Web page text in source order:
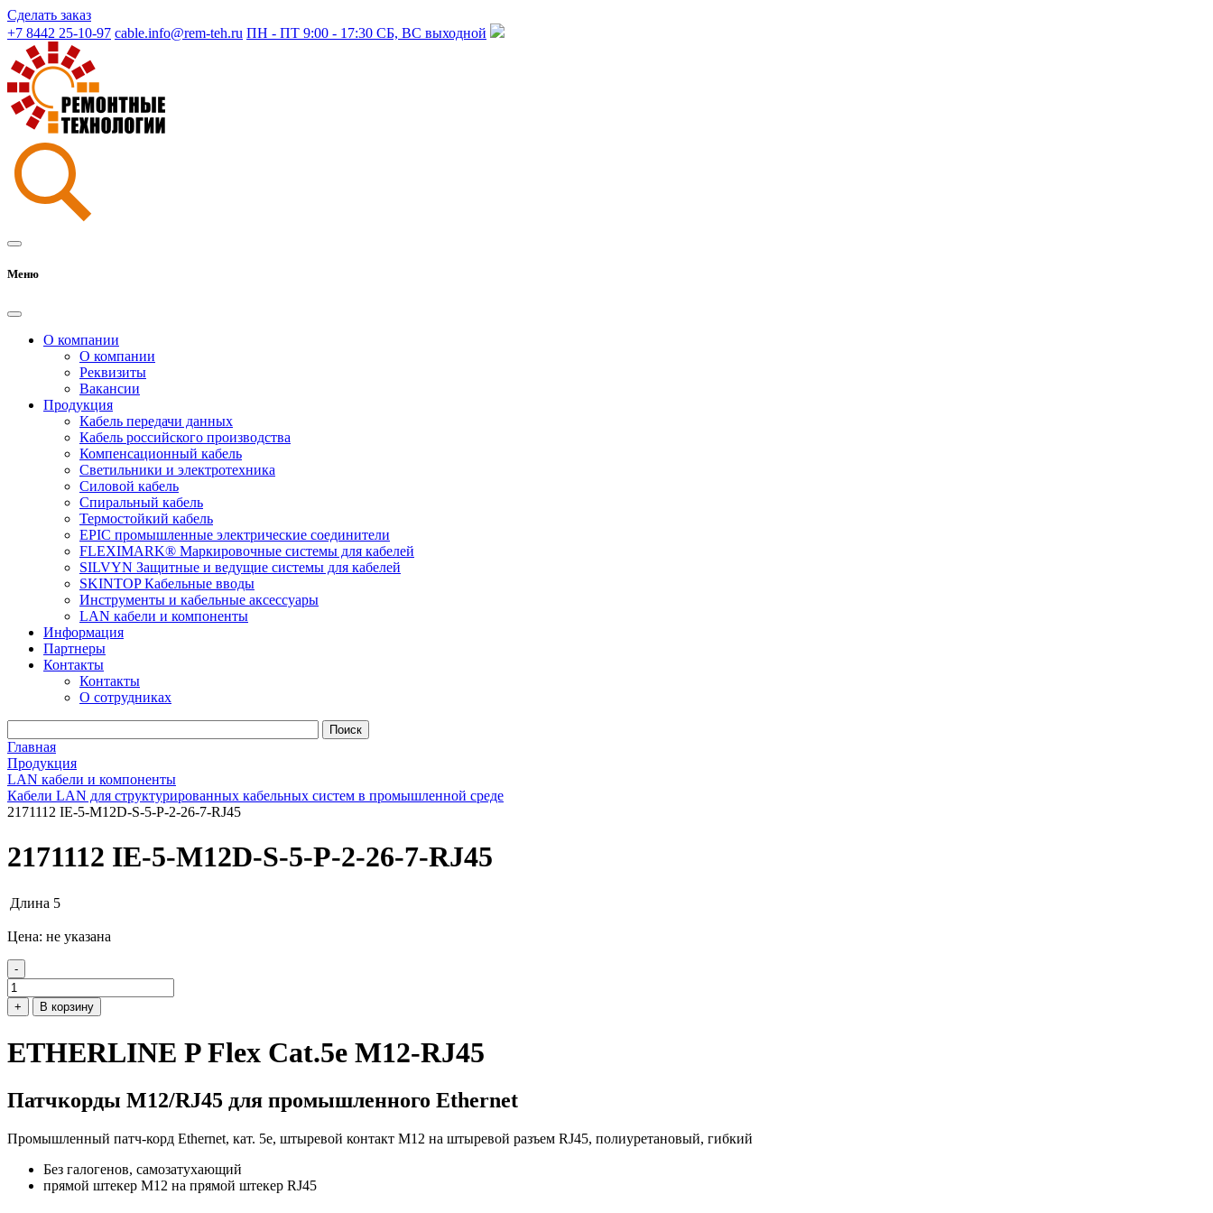
Сделать заказ
+7 8442 25-10-97 cable.info@rem-teh.ru ПН - ПТ 9:00 - 17:30 СБ, ВС выходной
Меню
О компании
О компании
Реквизиты
Вакансии
Продукция
Кабель передачи данных
Кабель российского производства
Компенсационный кабель
Светильники и электротехника
Силовой кабель
Спиральный кабель
Термостойкий кабель
EPIC промышленные электрические соединители
FLEXIMARK® Маркировочные системы для кабелей
SILVYN Защитные и ведущие системы для кабелей
SKINTOP Кабельные вводы
Инструменты и кабельные аксессуары
LAN кабели и компоненты
Информация
Партнеры
Контакты
Контакты
О сотрудниках
Главная
Продукция
LAN кабели и компоненты
Кабели LAN для структурированных кабельных систем в промышленной среде
2171112 IE-5-M12D-S-5-P-2-26-7-RJ45
2171112 IE-5-M12D-S-5-P-2-26-7-RJ45
Длина 5
Цена: не указана
-
+ В корзину
ETHERLINE P Flex Cat.5e M12-RJ45
Патчкорды М12/RJ45 для промышленного Ethernet
Промышленный патч-корд Ethernet, кат. 5е, штыревой контакт М12 на штыревой разъем RJ45, полиуретановый, гибкий
Без галогенов, самозатухающий
прямой штекер M12 на прямой штекер RJ45